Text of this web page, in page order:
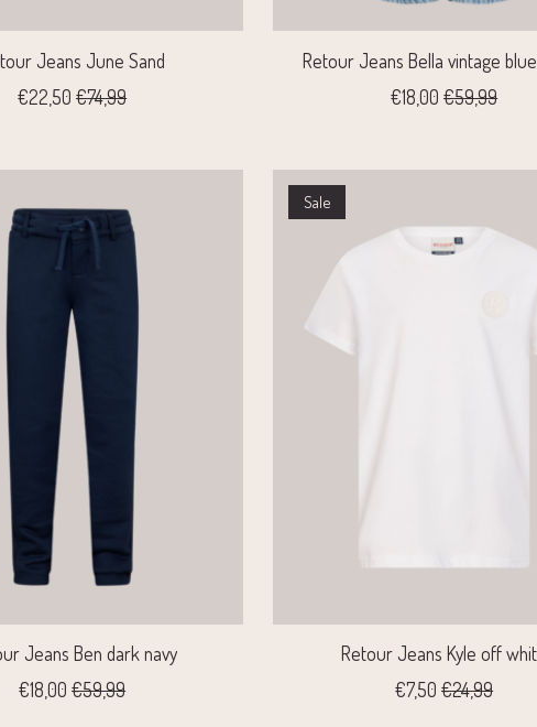
Jeans June Sand
€22,50 €74,99
Retour Jeans Bella vintage
€18,00 €59,99
Jeans Ben dark navy
€18,00 €59,99
Sale
Retour Jeans Kyle off
€7,50 €24,99